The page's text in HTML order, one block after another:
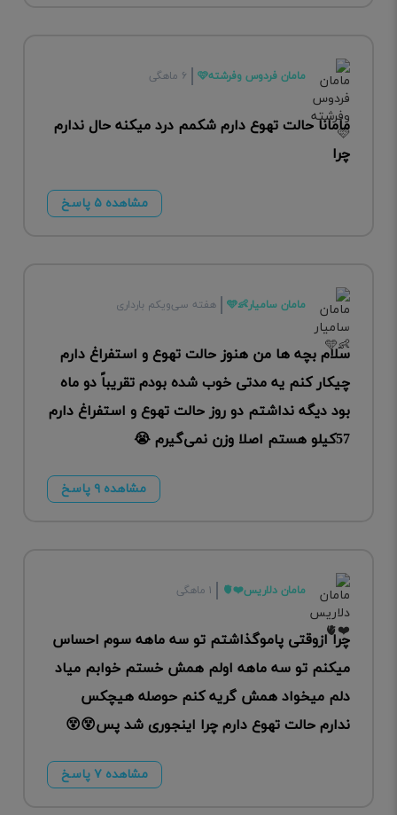
مامان فردوس وفرشته🩷 ۶ ماهگی
مامانا حالت تهوع دارم شکمم درد میکنه حال ندارم
چرا
مشاهده ۵ پاسخ
مامان سامیار👶🩵 هفته سی‌ویکم بارداری
سلام بچه ها من هنوز حالت تهوع و استفراغ دارم
چیکار کنم یه مدتی خوب شده بودم تقریباً دو ماه
بود دیگه نداشتم دو روز حالت تهوع و استفراغ دارم
57کیلو هستم اصلا وزن نمی‌گیرم 😭
مشاهده ۹ پاسخ
مامان دلاریس❤️🫀 ۱ ماهگی
چرا ازوقتی پامو‌گذاشتم تو سه ماهه سوم احساس
میکنم تو سه ماهه اولم همش خستم خوابم میاد
دلم میخواد همش گریه کنم حوصله هیچکس
ندارم حالت تهوع دارم چرا اینجوری شد پس😵😵
مشاهده ۷ پاسخ